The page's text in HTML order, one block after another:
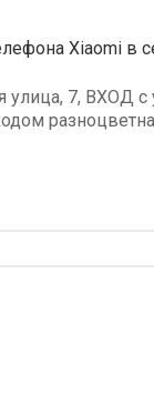
Xiaomi в
улица, 7, ВХОД